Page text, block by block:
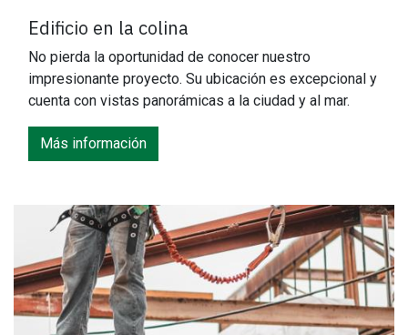
Edificio en la colina
No pierda la oportunidad de conocer nuestro
impresionante proyecto. Su ubicación es excepcional y
cuenta con vistas panorámicas a la ciudad y al mar.
Más información